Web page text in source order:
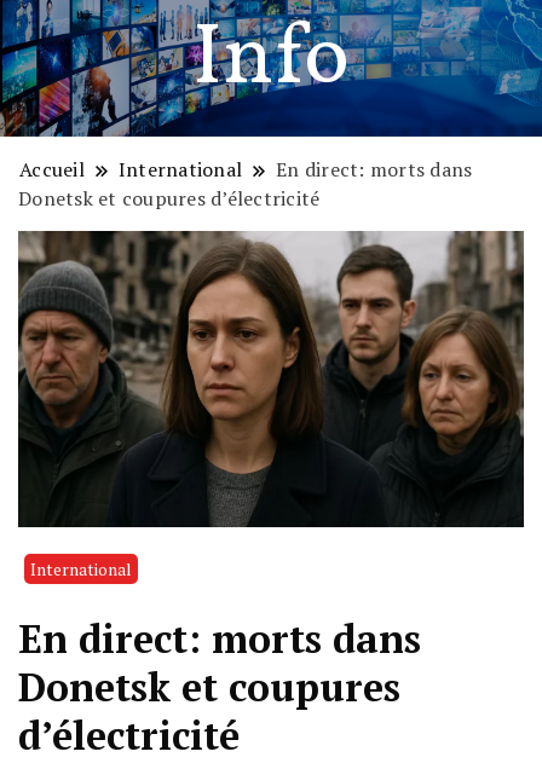
Info
Accueil International
En direct: morts dans
Donetsk et coupures d’électricité
International
En direct: morts dans
Donetsk et coupures
d’électricité